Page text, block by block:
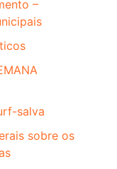
–
salva
sobre os